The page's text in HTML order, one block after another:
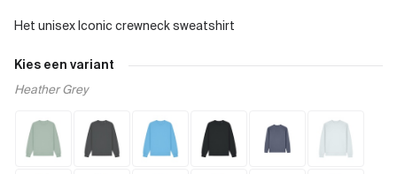
Kies een variant
Heather Grey